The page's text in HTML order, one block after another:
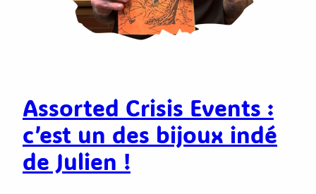
Assorted Crisis Events :
c’est un des bijoux indé
de Julien !